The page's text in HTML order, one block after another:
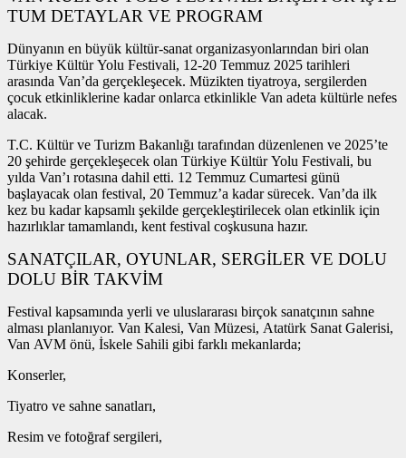
TUM DETAYLAR VE PROGRAM
Dünyanın en büyük kültür-sanat organizasyonlarından biri olan
Türkiye Kültür Yolu Festivali, 12-20 Temmuz 2025 tarihleri
arasında Van’da gerçekleşecek. Müzikten tiyatroya, sergilerden
çocuk etkinliklerine kadar onlarca etkinlikle Van adeta kültürle nefes
alacak.
T.C. Kültür ve Turizm Bakanlığı tarafından düzenlenen ve 2025’te
20 şehirde gerçekleşecek olan Türkiye Kültür Yolu Festivali, bu
yılda Van’ı rotasına dahil etti. 12 Temmuz Cumartesi günü
başlayacak olan festival, 20 Temmuz’a kadar sürecek. Van’da ilk
kez bu kadar kapsamlı şekilde gerçekleştirilecek olan etkinlik için
hazırlıklar tamamlandı, kent festival coşkusuna hazır.
SANATÇILAR, OYUNLAR, SERGİLER VE DOLU
DOLU BİR TAKVİM
Festival kapsamında yerli ve uluslararası birçok sanatçının sahne
alması planlanıyor. Van Kalesi, Van Müzesi, Atatürk Sanat Galerisi,
Van AVM önü, İskele Sahili gibi farklı mekanlarda;
Konserler,
Tiyatro ve sahne sanatları,
Resim ve fotoğraf sergileri,